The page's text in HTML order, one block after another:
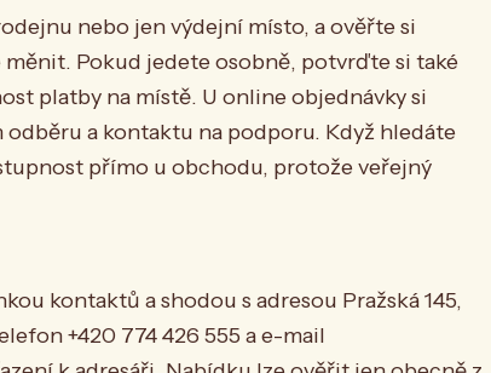
nebo jen výdejní místo, a ověřte si
Pokud jedete osobně, potvrďte si také
platby na místě. U online objednávky si
a kontaktu na podporu. Když hledáte
přímo u obchodu, protože veřejný
kontaktů a shodou s adresou Pražská 145,
+420 774 426 555 a e-mail